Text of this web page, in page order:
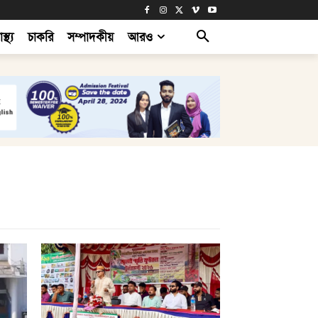
চাকরি সম্পাদকীয় আরও